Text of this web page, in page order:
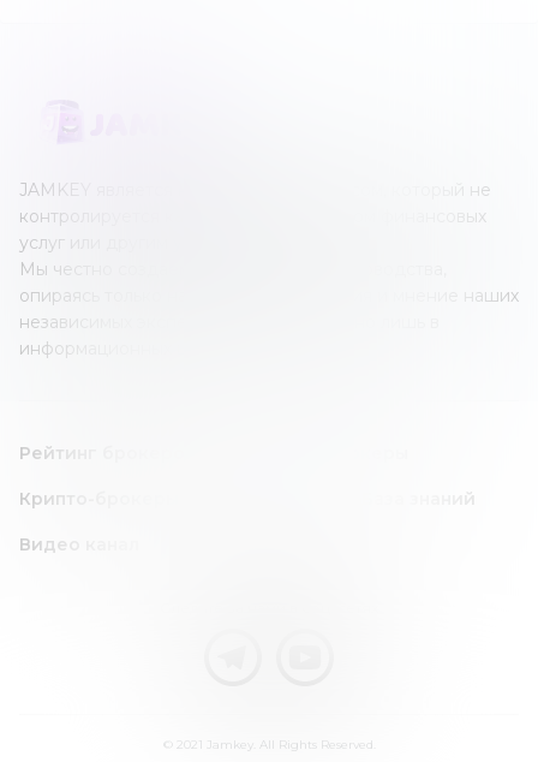
JAMKEY является независимым ресурсом, который не
контролируется каким-либо оператором финансовых
услуг или другим учреждением.
Мы честно создаем наши обзоры и руководства,
опираясь только на собственные знания и мнение наших
независимых экспертов; все это создано лишь в
информационных целях.
Рейтинг брокеров
Крипто-брокеры
Видео канал
© 2021 Jamkey. All Rights Reserved.